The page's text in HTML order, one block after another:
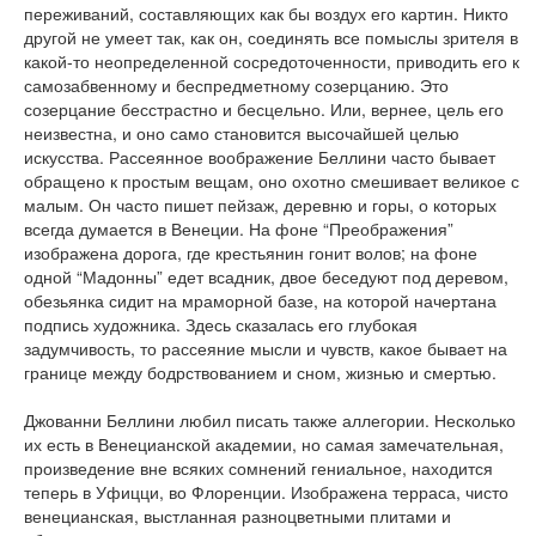
переживаний, составляющих как бы воздух его картин. Никто
другой не умеет так, как он, соединять все помыслы зрителя в
какой-то неопределенной сосредоточенности, приводить его к
самозабвенному и беспредметному созерцанию. Это
созерцание бесстрастно и бесцельно. Или, вернее, цель его
неизвестна, и оно само становится высочайшей целью
искусства. Рассеянное воображение Беллини часто бывает
обращено к простым вещам, оно охотно смешивает великое с
малым. Он часто пишет пейзаж, деревню и горы, о которых
всегда думается в Венеции. На фоне “Преображения”
изображена дорога, где крестьянин гонит волов; на фоне
одной “Мадонны” едет всадник, двое беседуют под деревом,
обезьянка сидит на мраморной базе, на которой начертана
подпись художника. Здесь сказалась его глубокая
задумчивость, то рассеяние мысли и чувств, какое бывает на
границе между бодрствованием и сном, жизнью и смертью.
Джованни Беллини любил писать также аллегории. Несколько
их есть в Венецианской академии, но самая замечательная,
произведение вне всяких сомнений гениальное, находится
теперь в Уфицци, во Флоренции. Изображена терраса, чисто
венецианская, выстланная разноцветными плитами и